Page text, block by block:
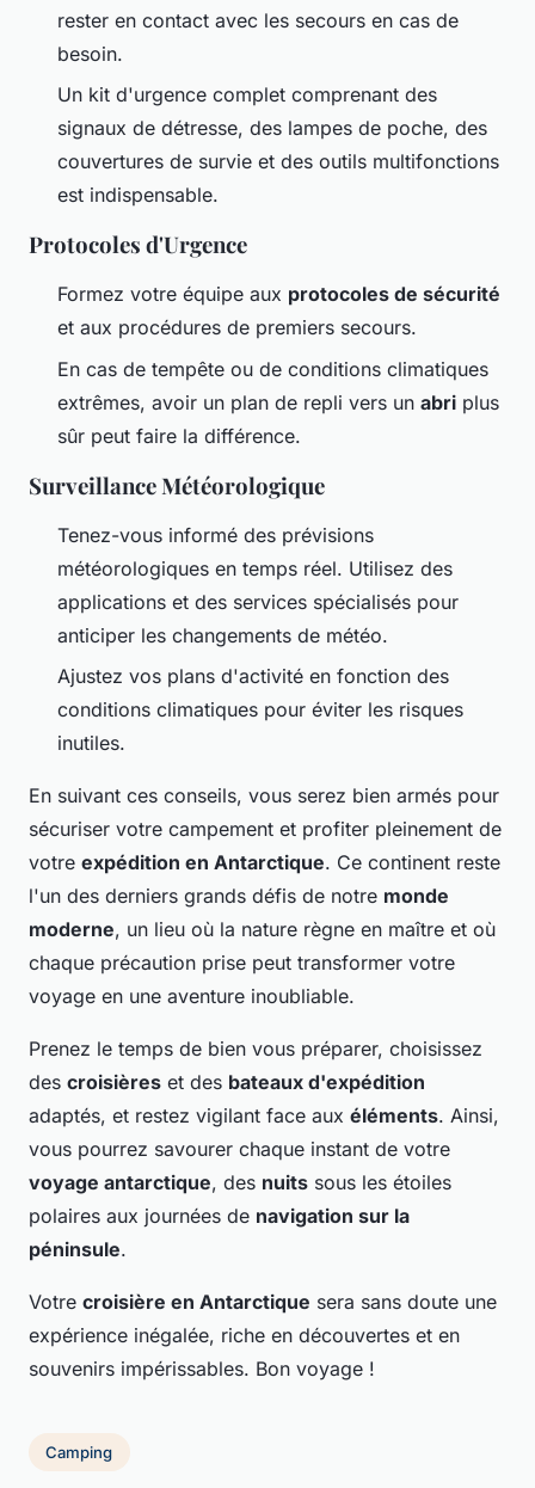
rester en contact avec les secours en cas de
besoin.
Un kit d'urgence complet comprenant des
signaux de détresse, des lampes de poche, des
couvertures de survie et des outils multifonctions
est indispensable.
Protocoles d'Urgence
Formez votre équipe aux protocoles de sécurité
et aux procédures de premiers secours.
En cas de tempête ou de conditions climatiques
extrêmes, avoir un plan de repli vers un abri plus
sûr peut faire la différence.
Surveillance Météorologique
Tenez-vous informé des prévisions
météorologiques en temps réel. Utilisez des
applications et des services spécialisés pour
anticiper les changements de météo.
Ajustez vos plans d'activité en fonction des
conditions climatiques pour éviter les risques
inutiles.
En suivant ces conseils, vous serez bien armés pour
sécuriser votre campement et profiter pleinement de
votre expédition en Antarctique. Ce continent reste
l'un des derniers grands défis de notre monde
moderne, un lieu où la nature règne en maître et où
chaque précaution prise peut transformer votre
voyage en une aventure inoubliable.
Prenez le temps de bien vous préparer, choisissez
des croisières et des bateaux d'expédition
adaptés, et restez vigilant face aux éléments. Ainsi,
vous pourrez savourer chaque instant de votre
voyage antarctique, des nuits sous les étoiles
polaires aux journées de navigation sur la
péninsule.
Votre croisière en Antarctique sera sans doute une
expérience inégalée, riche en découvertes et en
souvenirs impérissables. Bon voyage !
Camping